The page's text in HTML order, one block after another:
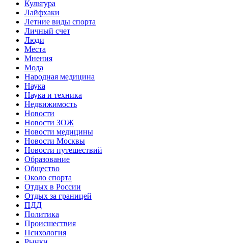
Культура
Лайфхаки
Летние виды спорта
Личный счет
Люди
Места
Мнения
Мода
Народная медицина
Наука
Наука и техника
Недвижимость
Новости
Новости ЗОЖ
Новости медицины
Новости Москвы
Новости путешествий
Образование
Общество
Около спорта
Отдых в России
Отдых за границей
ПДД
Политика
Происшествия
Психология